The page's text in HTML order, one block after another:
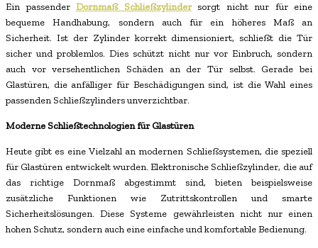
Ein passender Dornmaß Schließzylindersorgt nicht nur für eine
bequeme Handhabung, sondern auch für ein höheres Maß an
Sicherheit. Ist der Zylinder korrekt dimensioniert, schließt die Tür
sicher und problemlos. Dies schützt nicht nur vor Einbruch, sondern
auch vor versehentlichen Schäden an der Tür selbst. Gerade bei
Glastüren, die anfälliger für Beschädigungen sind, ist die Wahl eines
passenden Schließzylinders unverzichtbar.
Moderne Schließtechnologien für Glastüren
Heute gibt es eine Vielzahl an modernen Schließsystemen, die speziell
für Glastüren entwickelt wurden. Elektronische Schließzylinder, die auf
das richtige Dornmaß abgestimmt sind, bieten beispielsweise
zusätzliche Funktionen wie Zutrittskontrollen und smarte
Sicherheitslösungen. Diese Systeme gewährleisten nicht nur einen
hohen Schutz, sondern auch eine einfache und komfortable Bedienung.